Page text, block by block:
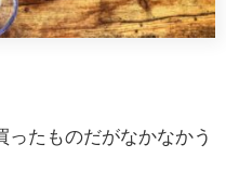
たものだがなかなかう